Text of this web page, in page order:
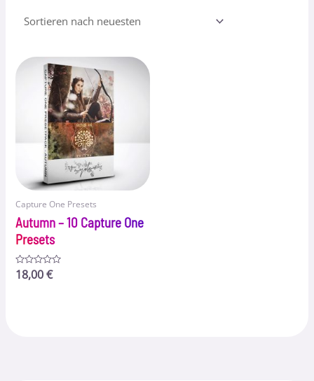
Capture One Presets
Autumn – 10 Capture One
Presets
Bewertet
mit
18,00€